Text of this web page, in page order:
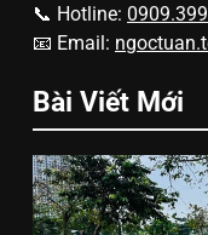
📞 Hotline:
📧 Email:
Bài Viết Mới